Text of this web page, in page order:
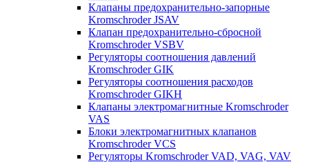
Клапаны предохранительно-запорные
Kromschroder JSAV
Клапан предохранительно-сбросной
Kromschroder VSBV
Регуляторы соотношения давлений
Kromschroder GIK
Регуляторы соотношения расходов
Kromschroder GIKH
Клапаны электромагнитные Kromschroder
VAS
Блоки электромагнитных клапанов
Kromschroder VCS
Регуляторы Kromschroder VAD, VAG, VAV